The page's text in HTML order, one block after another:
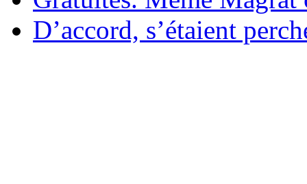
D’accord, s’étaient